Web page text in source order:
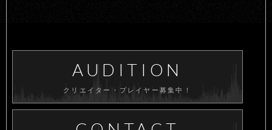
AUDITION
クリエイター・プレイヤー募集中！